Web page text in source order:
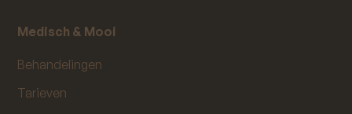
Medisch & Mooi
Behandelingen
Tarieven